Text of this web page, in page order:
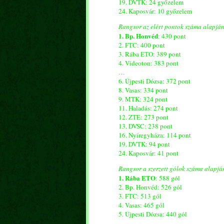
19. DVTK: 24 győzelem
24. Kaposvár: 10 győzelem
Rangsor az elért pontok száma alapján
1. Bp. Honvéd: 430 pont
2. FTC: 400 pont
3. Rába ETO: 389 pont
4. Videoton: 383 pont
…
6. Újpesti Dózsa: 372 pont
8. Vasas: 334 pont
9. MTK: 324 pont
11. Haladás: 274 pont
12. ZTE: 273 pont
13. DVSC: 238 pont
16. Nyíregyháza: 114 pont
19. DVTK: 94 pont
24. Kaposvár: 41 pont
Rangsor a szerzett gólok száma
1. Rába ETO: 588 gól
2. Bp. Honvéd: 526 gól
3. FTC: 513 gól
4. Vasas: 465 gól
5. Újpesti Dózsa: 440 gól